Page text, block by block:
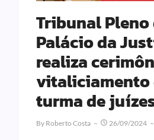
Tribunal Pleno
Palácio da
realiza
vitaliciamento
turma de
By Roberto Costa 26/09/2024